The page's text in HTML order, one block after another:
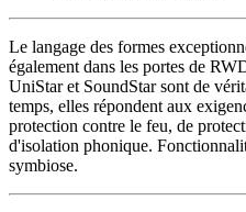
Le langage des formes
également dans les portes de
UniStar et SoundStar sont de
temps, elles répondent aux
protection contre le feu, de
d'isolation phonique.
symbiose.